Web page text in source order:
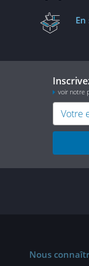
En
voir notre
Nous